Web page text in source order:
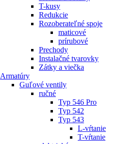
T-kusy
Redukcie
Rozoberateľné spoje
maticové
prírubové
Prechody
Instalačné tvarovky
Zátky a viečka
Armatúry
Guľové ventily
ručné
Typ 546 Pro
Typ 542
Typ 543
L-vŕtanie
T-vŕtanie